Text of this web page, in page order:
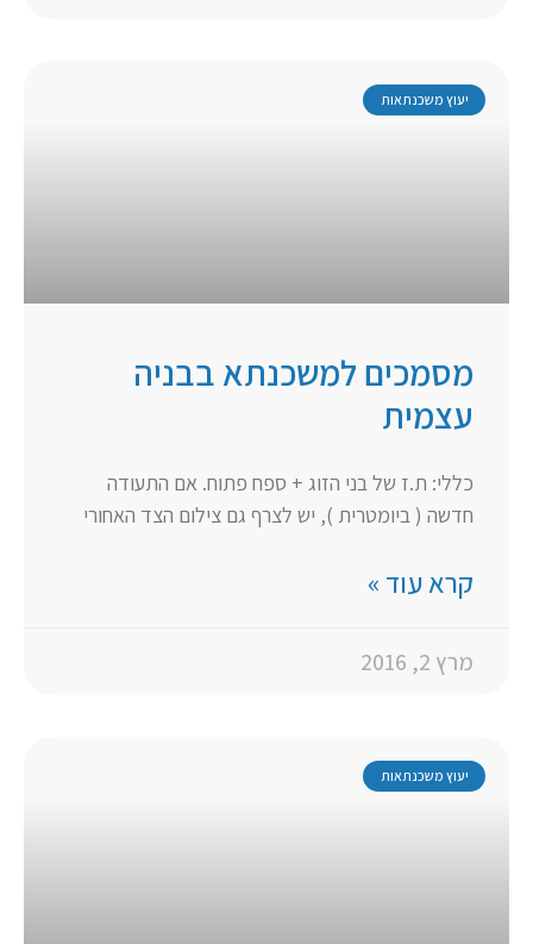
יעוץ משכנתאות
מסמכים למשכנתא בבניה
עצמית
כללי: ת.ז של בני הזוג + ספח פתוח. אם התעודה
חדשה ( ביומטרית ), יש לצרף גם צילום הצד האחורי
קרא עוד »
מרץ 2, 2016
יעוץ משכנתאות